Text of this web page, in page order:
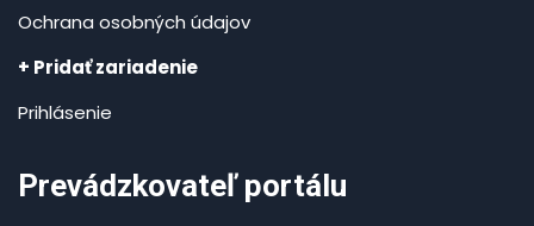
Ochrana osobných údajov
+ Pridať zariadenie
Prihlásenie
Prevádzkovateľ portálu